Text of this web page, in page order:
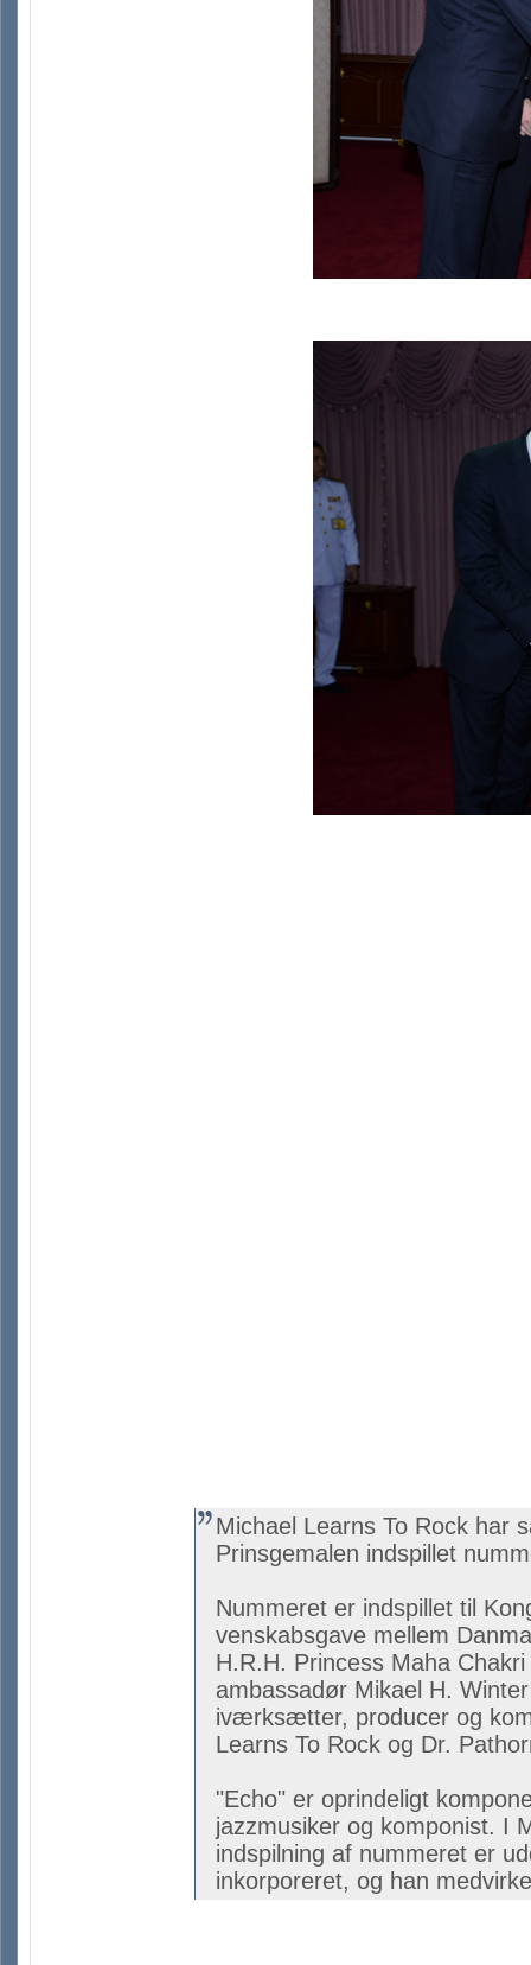
Michael Learns To Rock har
Prinsgemalen indspillet
Nummeret er indspillet til
venskabsgave mellem
H.R.H. Princess Maha
ambassadør Mikael H.
iværksætter, producer og
Learns To Rock og Dr.
"Echo" er oprindeligt
jazzmusiker og komponist. I
indspilning af nummeret er
inkorporeret, og han